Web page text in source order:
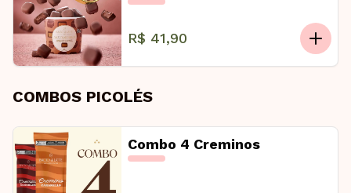
R$ 41,90
COMBOS PICOLÉS
Combo 4 Creminos